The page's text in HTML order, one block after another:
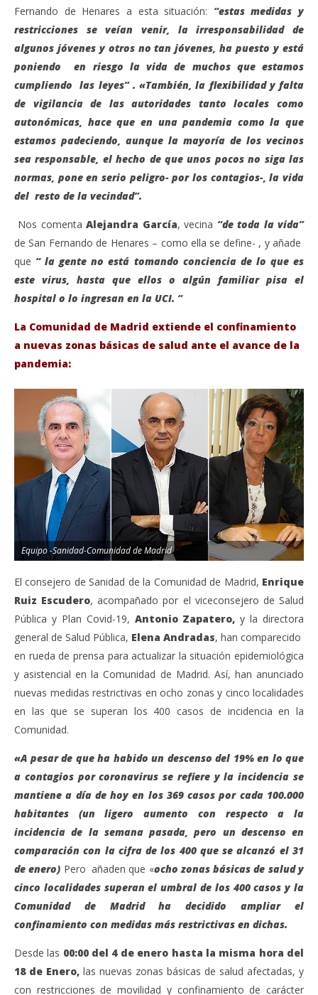
Fernando de Henares a esta situación: “estas medidas y
restricciones se veían venir, la irresponsabilidad de
algunos jóvenes y otros no tan jóvenes, ha puesto y está
poniendo en riesgo la vida de muchos que estamos
cumpliendo las leyes” . «También, la flexibilidad y falta
de vigilancia de las autoridades tanto locales como
autonómicas, hace que en una pandemia como la que
estamos padeciendo, aunque la mayoría de los vecinos
sea responsable, el hecho de que unos pocos no siga las
normas, pone en serio peligro- por los contagios-, la vida
del resto de la vecindad”.
Nos comentaAlejandra García, vecina “de toda la vida”
de San Fernando de Henares – como ella se define- , y añade
que “ la gente no está tomando conciencia de lo que es
este virus, hasta que ellos o algún familiar pisa el
hospital o lo ingresan en la UCI. “
La Comunidad de Madrid extiende el confinamiento
a nuevas zonas básicas de salud ante el avance de la
pandemia:
Equipo -Sanidad-Comunidad de Madrid
El consejero de Sanidad de la Comunidad de Madrid, Enrique
Ruiz Escudero, acompañado por el viceconsejero de Salud
Pública y Plan Covid-19, Antonio Zapatero, y la directora
general de Salud Pública, Elena Andradas, han comparecido
en rueda de prensa para actualizar la situación epidemiológica
y asistencial en la Comunidad de Madrid. Así, han anunciado
nuevas medidas restrictivas en ocho zonas y cinco localidades
en las que se superan los 400 casos de incidencia en la
Comunidad.
«A pesar de que ha habido un descenso del 19% en lo que
a contagios por coronavirus se refiere y la incidencia se
mantiene a día de hoy en los 369 casos por cada 100.000
habitantes (un ligero aumento con respecto a la
incidencia de la semana pasada, pero un descenso en
comparación con la cifra de los 400 que se alcanzó el 31
de enero) Pero añaden que «ocho zonas básicas de salud y
cinco localidades superan el umbral de los 400 casos y la
Comunidad de Madrid ha decidido ampliar el
confinamiento con medidas más restrictivas en dichas.
Desde las 00:00 del 4 de enero hasta la misma hora del
18 de Enero, las nuevas zonas básicas de salud afectadas, y
con restricciones de movilidad y confinamiento de carácter